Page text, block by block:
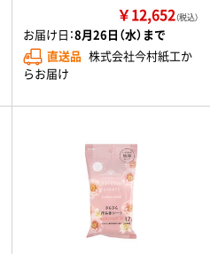
￥12,652（税込）
お届け日：8月26日（水）まで
直送品 株式会社今村紙工か
らお届け